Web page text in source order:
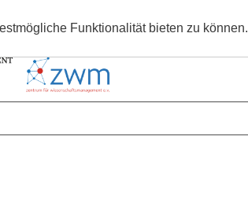
Funktionalität bieten zu können.